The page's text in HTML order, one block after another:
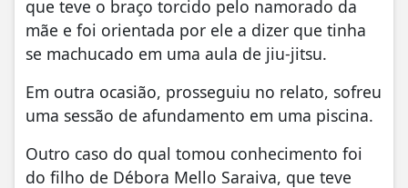
que teve o braço torcido pelo namorado da
mãe e foi orientada por ele a dizer que tinha
se machucado em uma aula de jiu-jitsu.
Em outra ocasião, prosseguiu no relato, sofreu
uma sessão de afundamento em uma piscina.
Outro caso do qual tomou conhecimento foi
do filho de Débora Mello Saraiva, que teve